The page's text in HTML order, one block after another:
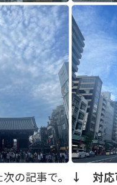
の記事で。
↓ 対応